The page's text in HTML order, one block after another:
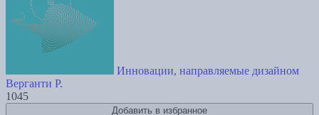
Инновации, направляемые дизайном
Верганти Р.
1045
Добавить в избранное